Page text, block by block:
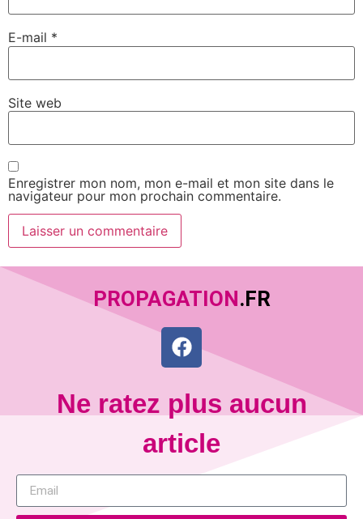
E-mail *
Site web
Enregistrer mon nom, mon e-mail et mon site dans le
navigateur pour mon prochain commentaire.
PROPAGATION.FR
Ne ratez plus aucun
article